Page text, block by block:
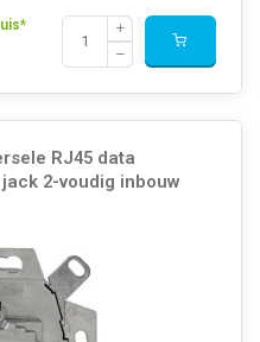
RJ45 data
2-voudig inbouw